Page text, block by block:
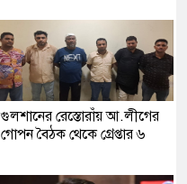
গুলশানের রেস্তোরাঁয় আ.লীগের
গোপন বৈঠক থেকে গ্রেপ্তার ৬